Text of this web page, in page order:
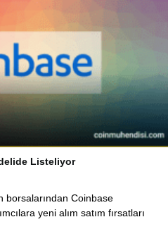
Listeliyor
borsalarından Coinbase
yeni alım satım fırsatları